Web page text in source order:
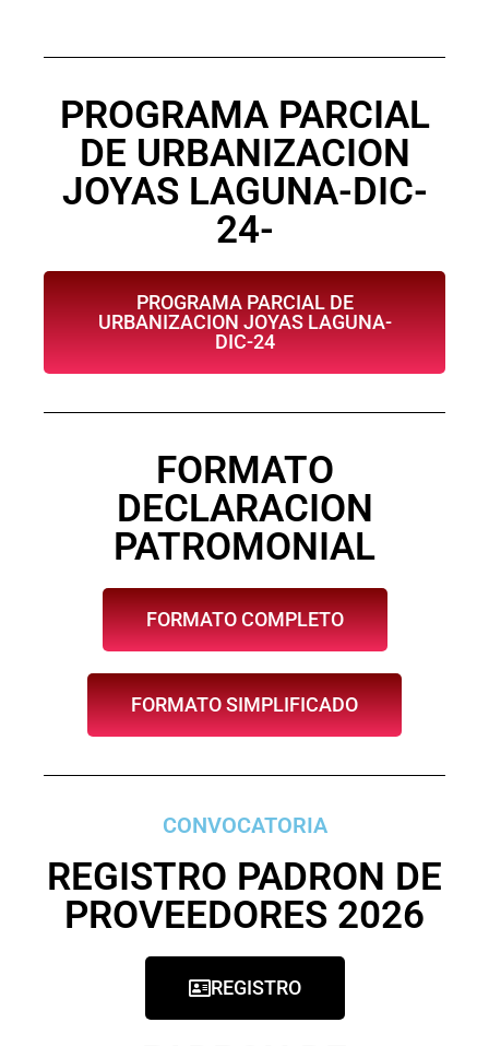
PROGRAMA PARCIAL
DE URBANIZACION
JOYAS LAGUNA-DIC-
24-
PROGRAMA PARCIAL DE
URBANIZACION JOYAS LAGUNA-
DIC-24
FORMATO
DECLARACION
PATROMONIAL
FORMATO COMPLETO
FORMATO SIMPLIFICADO
CONVOCATORIA
REGISTRO PADRON DE
PROVEEDORES 2026
REGISTRO